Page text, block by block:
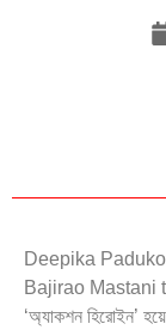
Deepika
Bajirao Mastani
‘অ্যাকশন হিরোইন’